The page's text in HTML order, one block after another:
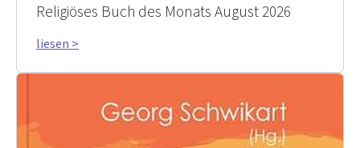
Religiöses Buch des Monats August 2026
liesen >